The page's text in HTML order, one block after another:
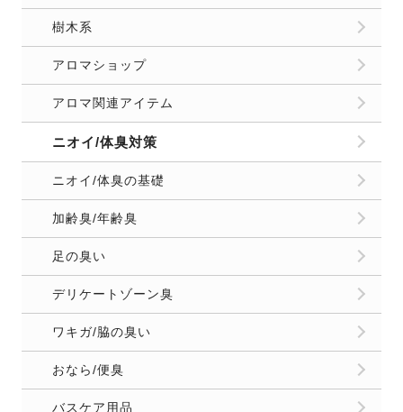
樹木系
アロマショップ
アロマ関連アイテム
ニオイ/体臭対策
ニオイ/体臭の基礎
加齢臭/年齢臭
足の臭い
デリケートゾーン臭
ワキガ/脇の臭い
おなら/便臭
バスケア用品